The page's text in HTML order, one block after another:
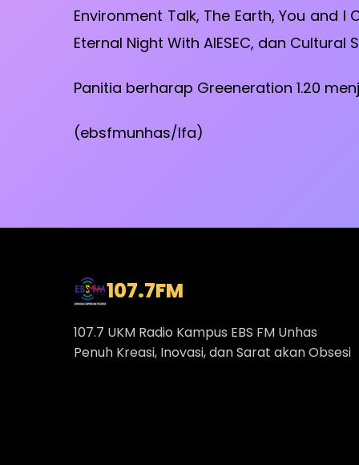
Environment Talk, The Earth, You and
Eternal Night With AIESEC, dan Cultural
Panitia berharap Greeneration 1.20
(ebsfmunhas/Ifa)
107.7FM
107.7 UKM Radio Kampus EBS FM Unhas
Penuh Kreasi, Inovasi, dan Sarat akan Obsesi